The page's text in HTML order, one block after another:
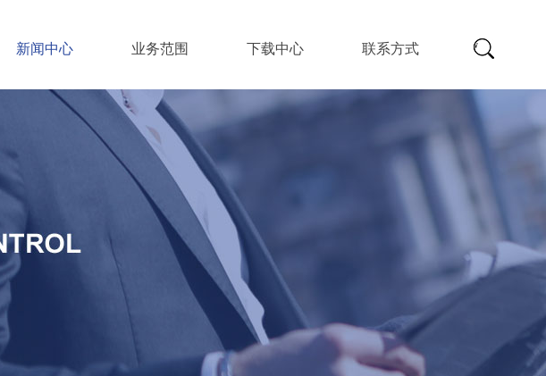
新闻中心 业务范围 下载中心 联系方式